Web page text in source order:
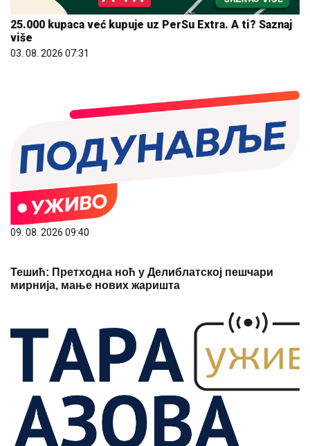
25.000 kupaca već kupuje uz PerSu Extra. A ti? Saznaj
više
03. 08. 2026 07:31
09. 08. 2026 09:40
Тешић: Претходна ноћ у Делиблатској пешчари
мирнија, мање нових жаришта